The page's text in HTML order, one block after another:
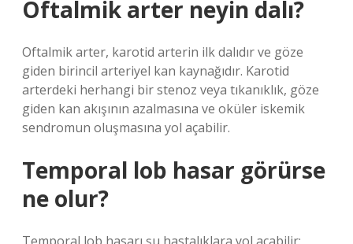
Oftalmik arter neyin dalı?
Oftalmik arter, karotid arterin ilk dalıdır ve göze
giden birincil arteriyel kan kaynağıdır. Karotid
arterdeki herhangi bir stenoz veya tıkanıklık, göze
giden kan akışının azalmasına ve oküler iskemik
sendromun oluşmasına yol açabilir.
Temporal lob hasar görürse
ne olur?